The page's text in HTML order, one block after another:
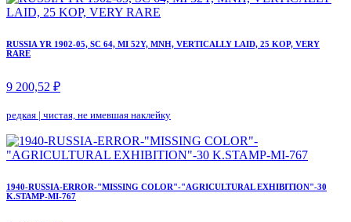
RUSSIA YR 1902-05, SC 64, MI 52Y, MNH, VERTICALLY LAID, 25 KOP, VERY
RARE
9 200,52 ₽
редкая | чистая, не имевшая наклейку
1940-RUSSIA-ERROR-"MISSING COLOR"-"AGRICULTURAL EXHIBITION"-30
K.STAMP-MI-767